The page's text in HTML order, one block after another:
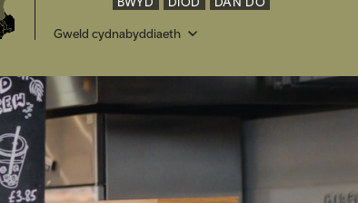
Gweld cydnabyddiaeth